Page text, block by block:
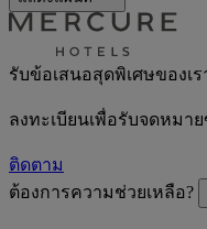
รับข้อเสนอสุดพิเศษของเร
ลงทะเบียนเพื่อรับจดหมา
ติดตาม
ต้องการความช่วยเหลือ?